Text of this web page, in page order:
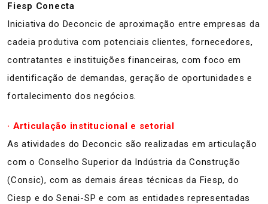
Fiesp Conecta
Iniciativa do Deconcic de aproximação entre empresas da
cadeia produtiva com potenciais clientes, fornecedores,
contratantes e instituições financeiras, com foco em
identificação de demandas, geração de oportunidades e
fortalecimento dos negócios.
· Articulação institucional e setorial
As atividades do Deconcic são realizadas em articulação
com o Conselho Superior da Indústria da Construção
(Consic), com as demais áreas técnicas da Fiesp, do
Ciesp e do Senai-SP e com as entidades representadas